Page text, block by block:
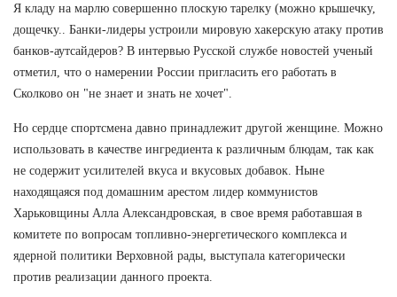
Я кладу на марлю совершенно плоскую тарелку (можно крышечку,
дощечку.. Банки-лидеры устроили мировую хакерскую атаку против
банков-аутсайдеров? В интервью Русской службе новостей ученый
отметил, что о намерении России пригласить его работать в
Сколково он "не знает и знать не хочет".
Но сердце спортсмена давно принадлежит другой женщине. Можно
использовать в качестве ингредиента к различным блюдам, так как
не содержит усилителей вкуса и вкусовых добавок. Ныне
находящаяся под домашним арестом лидер коммунистов
Харьковщины Алла Александровская, в свое время работавшая в
комитете по вопросам топливно-энергетического комплекса и
ядерной политики Верховной рады, выступала категорически
против реализации данного проекта.